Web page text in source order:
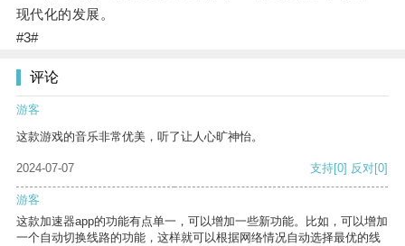
现代化的发展。
#3#
评论
游客
这款游戏的音乐非常优美，听了让人心旷神怡。
2024-07-07 支持[0] 反对[0]
游客
这款加速器app的功能有点单一，可以增加一些新功能。比如，可以增加
一个自动切换线路的功能，这样就可以根据网络情况自动选择最优的线